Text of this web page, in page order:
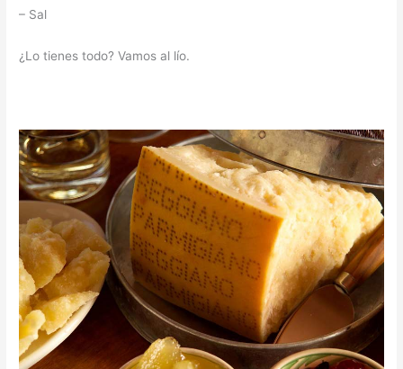
– Sal
¿Lo tienes todo? Vamos al lío.